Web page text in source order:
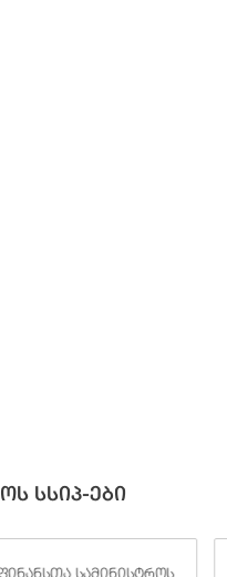
სსიპ-ები